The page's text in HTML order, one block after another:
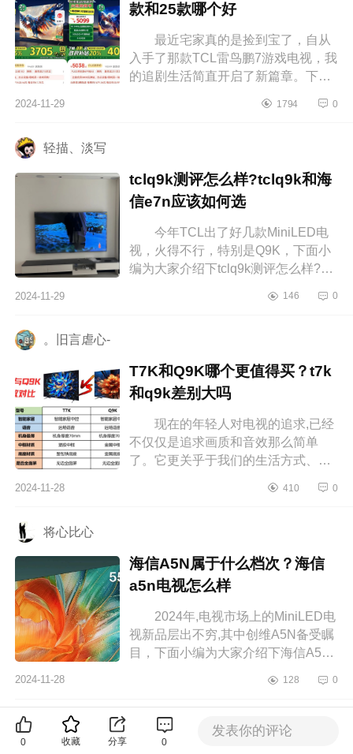
款和25款哪个好
最近宅家真的是捡到宝了，自从
入手了那款TCL雷鸟鹏7游戏电视，我
的追剧生活简直开启了新篇章。下面
区别？鹏724款和25款哪个好 鹏
2024-11-29 1794 0
轻描、淡写
tclq9k测评怎么样?tclq9k和海
信e7n应该如何选
今年TCL出了好几款MiniLED电
视，火得不行，特别是Q9K，下面小
编为大家介绍下tclq9k测评怎么样?
tclq9k测评怎么样 电视看了差不多
2024-11-29 146 0
。旧言虐心-
T7K和Q9K哪个更值得买？t7k
和q9k差别大吗
现在的年轻人对电视的追求,已经
不仅仅是追求画质和音效那么简单
了。它更关乎于我们的生活方式、审
小编为大家介绍下T7K和Q9K哪个更
2024-11-28 410 0
将心比心
海信A5N属于什么档次？海信
a5n电视怎么样
2024年,电视市场上的MiniLED电
视新品层出不穷,其中创维A5N备受瞩
目，下面小编为大家介绍下海信A5N
样 海信A5N属于什么档次 海
信电视...
2024-11-28 128 0
King-懋
0 收藏 分享 0
发表你的评论